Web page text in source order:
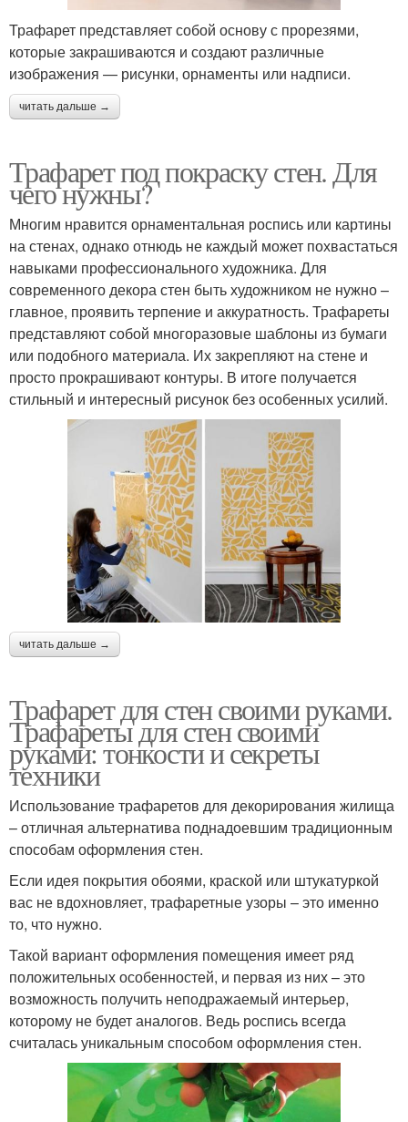
Трафарет представляет собой основу с прорезями,
которые закрашиваются и создают различные
изображения — рисунки, орнаменты или надписи.
читать дальше →
Трафарет под покраску стен. Для
чего нужны?
Многим нравится орнаментальная роспись или картины
на стенах, однако отнюдь не каждый может похвастаться
навыками профессионального художника. Для
современного декора стен быть художником не нужно –
главное, проявить терпение и аккуратность. Трафареты
представляют собой многоразовые шаблоны из бумаги
или подобного материала. Их закрепляют на стене и
просто прокрашивают контуры. В итоге получается
стильный и интересный рисунок без особенных усилий.
читать дальше →
Трафарет для стен своими руками.
Трафареты для стен своими
руками: тонкости и секреты
техники
Использование трафаретов для декорирования жилища
– отличная альтернатива поднадоевшим традиционным
способам оформления стен.
Если идея покрытия обоями, краской или штукатуркой
вас не вдохновляет, трафаретные узоры – это именно
то, что нужно.
Такой вариант оформления помещения имеет ряд
положительных особенностей, и первая из них – это
возможность получить неподражаемый интерьер,
которому не будет аналогов. Ведь роспись всегда
считалась уникальным способом оформления стен.